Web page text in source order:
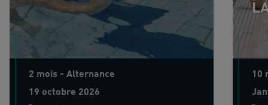
2 mois - Alternance
19 octobre 2026
10